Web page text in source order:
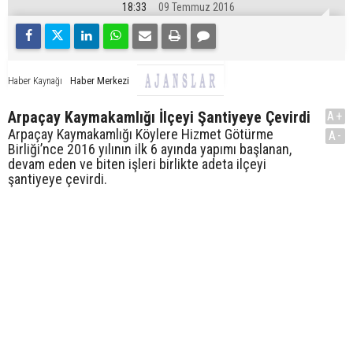
18:33 09 Temmuz 2016
Haber Kaynağı Haber Merkezi
Arpaçay Kaymakamlığı İlçeyi Şantiyeye Çevirdi
Arpaçay Kaymakamlığı Köylere Hizmet Götürme
Birliği’nce 2016 yılının ilk 6 ayında yapımı başlanan,
devam eden ve biten işleri birlikte adeta ilçeyi
şantiyeye çevirdi.
A+
A-